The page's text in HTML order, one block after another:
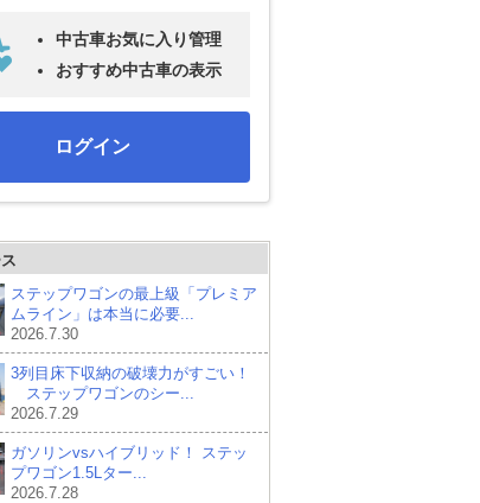
中古車お気に入り管理
おすすめ中古車の表示
ログイン
ステップワゴンの最上級「プレミア
ムライン」は本当に必要...
2026.7.30
3列目床下収納の破壊力がすごい！
ステップワゴンのシー...
2026.7.29
ガソリンvsハイブリッド！ ステッ
プワゴン1.5Lター...
2026.7.28